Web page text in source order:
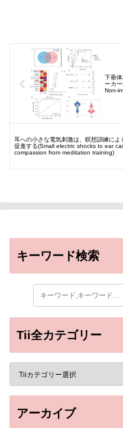
下垂
ーカ
Non-
耳への小さな電気刺激は、瞑想訓練によ
促進する(Small electric shocks to ear
compassion from meditation training)
キーワード検索
Tii全カテゴリー
アーカイブ